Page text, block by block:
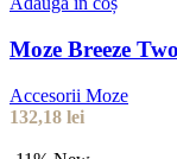
Moze Breeze
Accesorii Moze
132,18 lei